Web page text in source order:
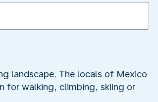
landscape. The locals of Mexico
for walking, climbing, skiing or